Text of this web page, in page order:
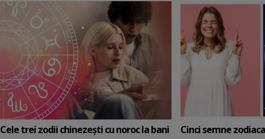
Cele trei zodii chinezești cu noroc la bani
Cinci semne